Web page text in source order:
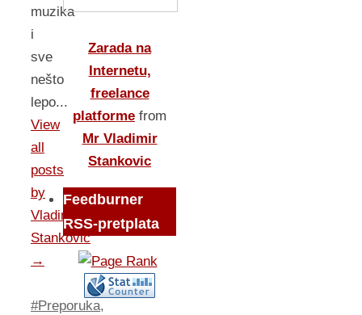
muzika
i
sve
nešto
lepo...
View
all
posts
by
Vladimir
Stankovic
→
#Preporuka,
Zarada na
Internetu,
freelance
platforme from
Mr Vladimir
Stankovic
Feedburner
RSS-pretplata